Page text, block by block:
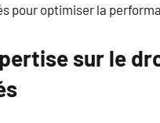
pour optimiser la
sur le